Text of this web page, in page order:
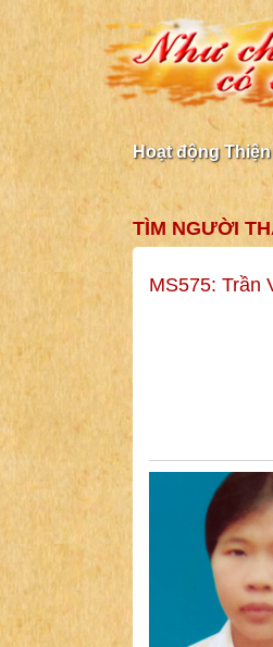
Hoạt động
TÌM NGƯỜI
MS575: Trần